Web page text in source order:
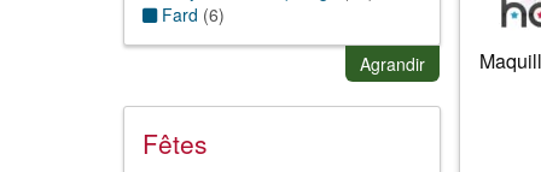
Fard (6)
Gel et maquillage(30)
Tatouages(1)
Agrandir
Fêtes